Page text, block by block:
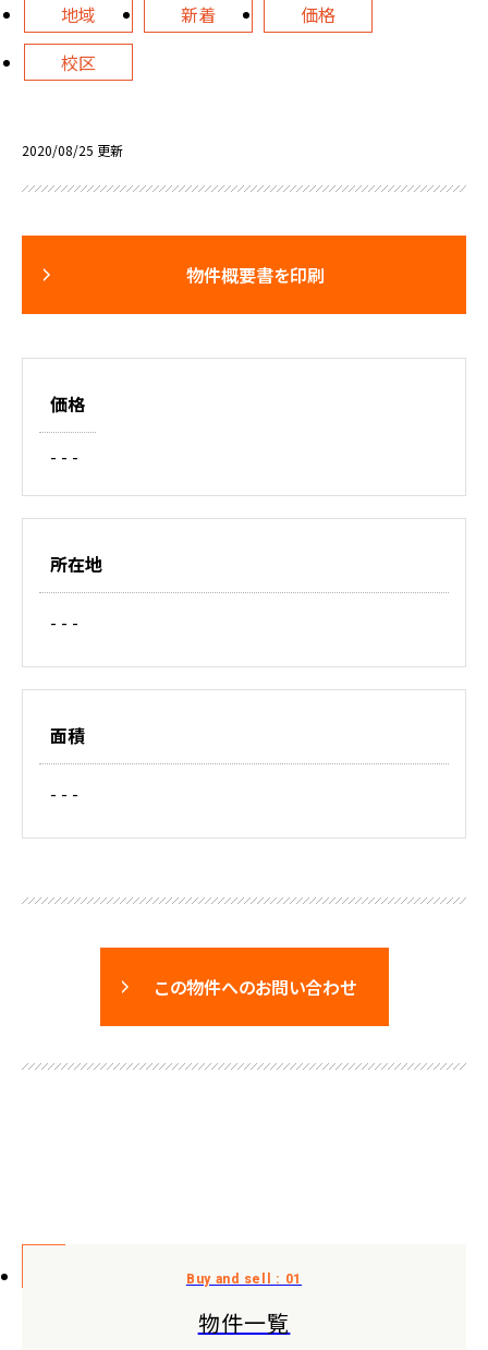
地域
新着
価格
校区
2020/08/25 更新
物件概要書を印刷
価格
- - -
所在地
- - -
面積
- - -
この物件へのお問い合わせ
物件一覧